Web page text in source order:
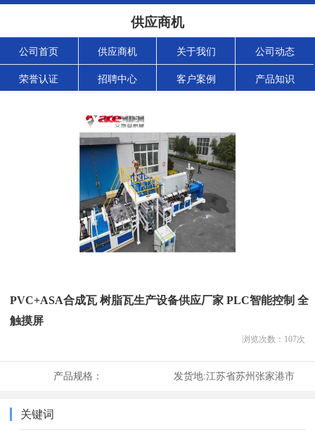
供应商机
公司首页 供应商机 关于我们 公司动态
荣誉认证 招聘中心 客户案例 产品知识
PVC+ASA合成瓦 树脂瓦生产设备供应厂家 PLC智能控制 全
触摸屏
浏览次数： 107次
产品规格： 发货地:江苏省苏州张家港市
关键词